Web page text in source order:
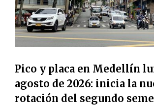
Pico y placa en Medellín
agosto de 2026: inicia la
rotación del segundo